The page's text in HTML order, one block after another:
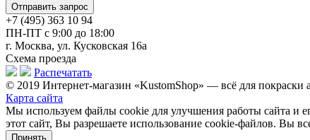
+7 (495) 363 10 94
ПН-ПТ с 9:00 до 18:00
г. Москва, ул. Кусковская 16а
Схема проезда
Распечатать
© 2019 Интернет-магазин «KustomShop» — всё для покраски
Карта сайта
Мы используем файлы cookie для улучшения работы сайта и
этот сайт, Вы разрешаете использование cookie-файлов. Вы
Принять